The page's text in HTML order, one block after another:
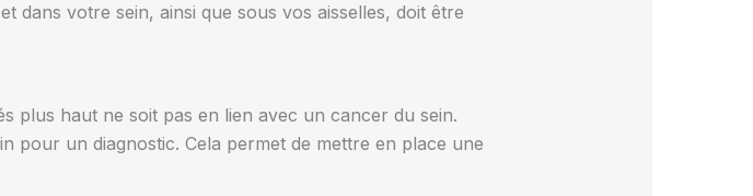
dans votre sein, ainsi que sous vos aisselles, doit être
plus haut ne soit pas en lien avec un cancer du sein.
pour un diagnostic. Cela permet de mettre en place une